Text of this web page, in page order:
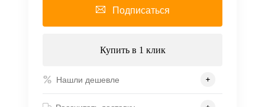
Подписаться
Купить в 1 клик
Нашли дешевле